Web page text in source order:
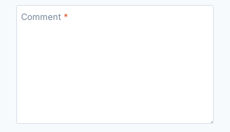
Comment *